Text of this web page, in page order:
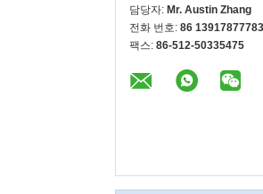
담당자: Mr. Austin Zhang
전화 번호: 86 13917877783
팩스: 86-512-50335475